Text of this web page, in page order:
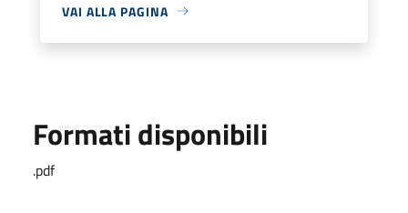
VAI ALLA PAGINA
Formati disponibili
.pdf